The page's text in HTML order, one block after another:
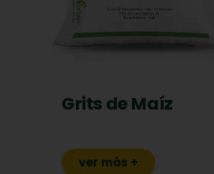
Grits de Maíz
ver más +